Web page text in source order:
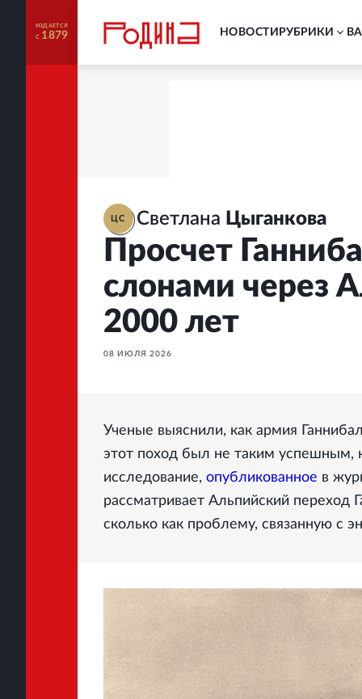
ИЗДАЕТСЯ
С 1879 НОВОСТИ РУБРИКИ
ЦС Светлана Цыганкова
Просчет
слонами через
2000 лет
08 ИЮЛЯ 2026
Ученые выяснили, как армия
этот поход был не таким успешным,
исследование, опубликованное в
рассматривает Альпийский переход
сколько как проблему, связанную с